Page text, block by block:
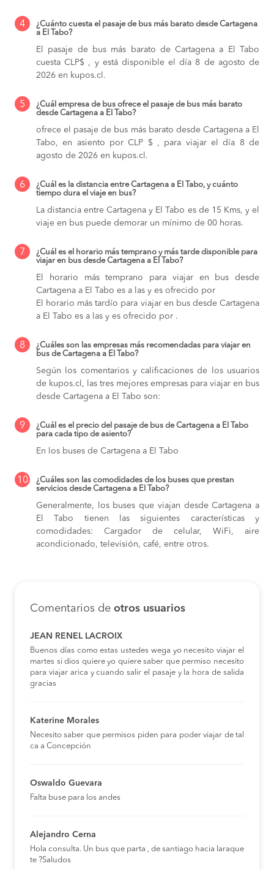
4
¿Cuánto cuesta el pasaje de bus más barato desde Cartagena
a El Tabo?
El pasaje de bus más barato de Cartagena a El Tabo
cuesta CLP$ , y está disponible el día 8 de agosto de
2026 en kupos.cl.
5
¿Cuál empresa de bus ofrece el pasaje de bus más barato
desde Cartagena a El Tabo?
ofrece el pasaje de bus más barato desde Cartagena a El
Tabo, en asiento por CLP $ , para viajar el día 8 de
agosto de 2026 en kupos.cl.
6
¿Cuál es la distancia entre Cartagena a El Tabo, y cuánto
tiempo dura el viaje en bus?
La distancia entre Cartagena y El Tabo es de 15 Kms, y el
viaje en bus puede demorar un mínimo de 00 horas.
7
¿Cuál es el horario más temprano y más tarde disponible para
viajar en bus desde Cartagena a El Tabo?
El horario más temprano para viajar en bus desde
Cartagena a El Tabo es a las y es ofrecido por
El horario más tardío para viajar en bus desde Cartagena
a El Tabo es a las y es ofrecido por .
8
¿Cuáles son las empresas más recomendadas para viajar en
bus de Cartagena a El Tabo?
Según los comentarios y calificaciones de los usuarios
de kupos.cl, las tres mejores empresas para viajar en bus
desde Cartagena a El Tabo son:
9
¿Cuál es el precio del pasaje de bus de Cartagena a El Tabo
para cada tipo de asiento?
En los buses de Cartagena a El Tabo
10
¿Cuáles son las comodidades de los buses que prestan
servicios desde Cartagena a El Tabo?
Generalmente, los buses que viajan desde Cartagena a
El Tabo tienen las siguientes características y
comodidades: Cargador de celular, WiFi, aire
acondicionado, televisión, café, entre otros.
Comentarios de otros usuarios
JEAN RENEL LACROIX
Buenos días como estas ustedes wega yo necesito viajar el
martes si dios quiere yo quiere saber que permiso necesito
para viajar arica y cuando salir el pasaje y la hora de salida
gracias
Katerine Morales
Necesito saber que permisos piden para poder viajar de tal
ca a Concepción
Oswaldo Guevara
Falta buse para los andes
Alejandro Cerna
Hola consulta. Un bus que parta , de santiago hacia laraque
te ?Saludos